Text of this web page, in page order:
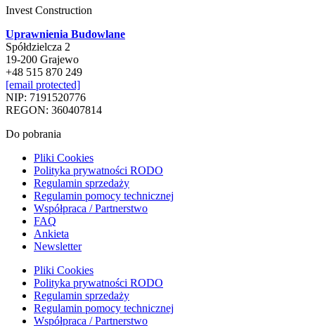
Invest Construction
Uprawnienia Budowlane
Spółdzielcza 2
19-200 Grajewo
+48 515 870 249
[email protected]
NIP: 7191520776
REGON: 360407814
Do pobrania
Pliki Cookies
Polityka prywatności RODO
Regulamin sprzedaży
Regulamin pomocy technicznej
Współpraca / Partnerstwo
FAQ
Ankieta
Newsletter
Pliki Cookies
Polityka prywatności RODO
Regulamin sprzedaży
Regulamin pomocy technicznej
Współpraca / Partnerstwo